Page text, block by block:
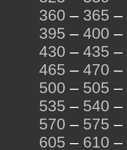
360 – 365 –
395 – 400 –
430 – 435 –
465 – 470 –
500 – 505 –
535 – 540 –
570 – 575 –
605 – 610 –